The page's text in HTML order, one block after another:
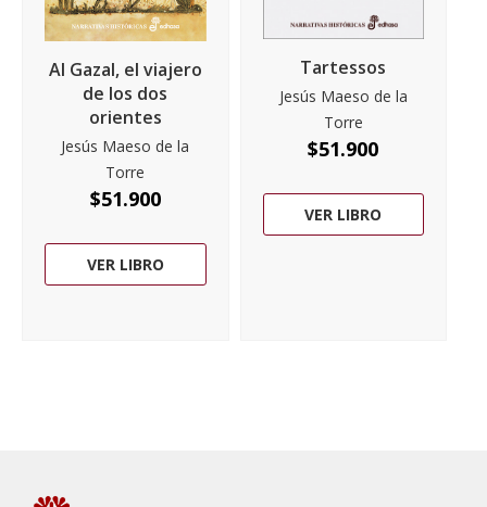
Al Gazal, el viajero
de los dos
orientes
Jesús Maeso de la
Torre
$51.900
VER LIBRO
Tartessos
Jesús Maeso de la
Torre
$51.900
VER LIBRO